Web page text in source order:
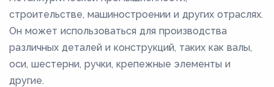
строительстве, машиностроении и других отраслях.
Он может использоваться для производства
различных деталей и конструкций, таких как валы,
оси, шестерни, ручки, крепежные элементы и
другие.